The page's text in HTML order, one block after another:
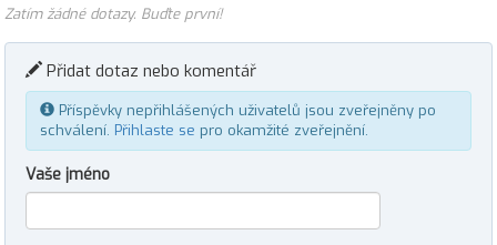
Zatím žádné dotazy. Buďte první!
Přidat dotaz nebo komentář
Příspěvky nepřihlášených uživatelů jsou zveřejněny po
schválení. Přihlaste se pro okamžité zveřejnění.
Vaše jméno